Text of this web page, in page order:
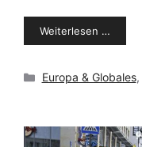
Weiterlesen …
Kategorien
Europa & Globales,